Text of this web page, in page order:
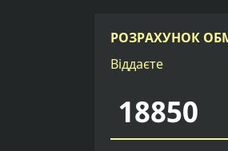
РОЗРАХУНОК
Віддаєте